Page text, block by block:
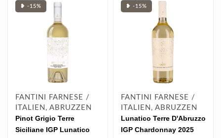
❥ -15%
FANTINI FARNESE /
ITALIEN, ABRUZZEN
Pinot Grigio Terre
Siciliane IGP Lunatico
❥ -15%
FANTINI FARNESE /
ITALIEN, ABRUZZEN
Lunatico Terre D'Abruzzo
IGP Chardonnay 2025